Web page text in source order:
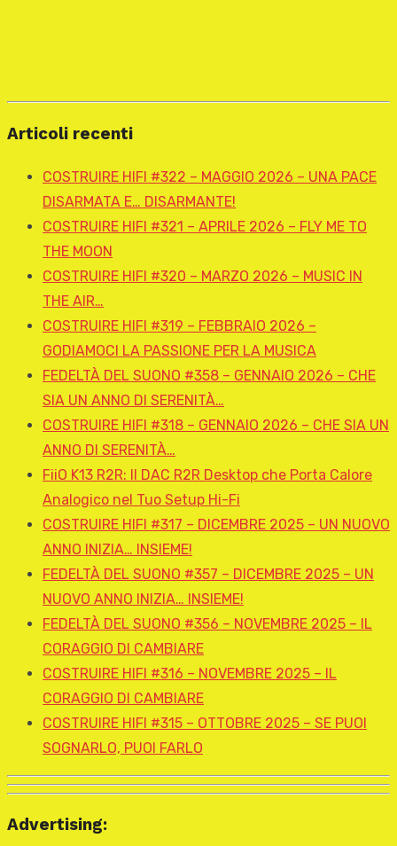
Articoli recenti
COSTRUIRE HIFI #322 – MAGGIO 2026 – UNA PACE
DISARMATA E… DISARMANTE!
COSTRUIRE HIFI #321 – APRILE 2026 – FLY ME TO
THE MOON
COSTRUIRE HIFI #320 – MARZO 2026 – MUSIC IN
THE AIR…
COSTRUIRE HIFI #319 – FEBBRAIO 2026 –
GODIAMOCI LA PASSIONE PER LA MUSICA
FEDELTÀ DEL SUONO #358 – GENNAIO 2026 – CHE
SIA UN ANNO DI SERENITÀ…
COSTRUIRE HIFI #318 – GENNAIO 2026 – CHE SIA UN
ANNO DI SERENITÀ…
FiiO K13 R2R: Il DAC R2R Desktop che Porta Calore
Analogico nel Tuo Setup Hi-Fi
COSTRUIRE HIFI #317 – DICEMBRE 2025 – UN NUOVO
ANNO INIZIA… INSIEME!
FEDELTÀ DEL SUONO #357 – DICEMBRE 2025 – UN
NUOVO ANNO INIZIA… INSIEME!
FEDELTÀ DEL SUONO #356 – NOVEMBRE 2025 – IL
CORAGGIO DI CAMBIARE
COSTRUIRE HIFI #316 – NOVEMBRE 2025 – IL
CORAGGIO DI CAMBIARE
COSTRUIRE HIFI #315 – OTTOBRE 2025 – SE PUOI
SOGNARLO, PUOI FARLO
Advertising: